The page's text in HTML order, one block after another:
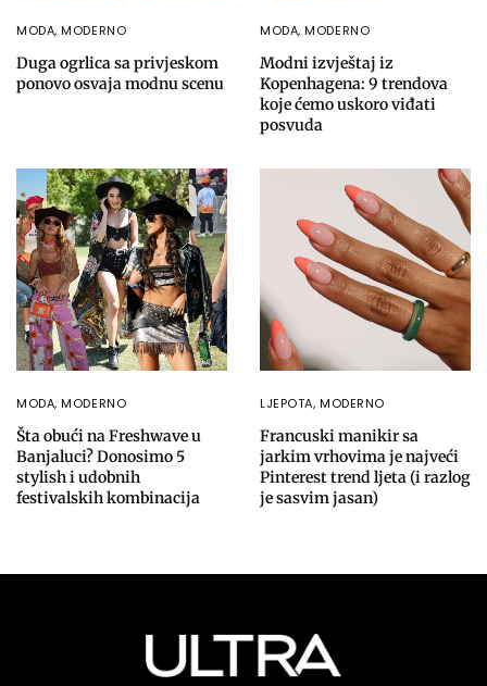
MODA,MODERNO
Duga ogrlica sa privjeskom
ponovo osvaja modnu scenu
MODA,MODERNO
Modni izvještaj iz
Kopenhagena: 9 trendova
koje ćemo uskoro viđati
posvuda
MODA,MODERNO
Šta obući na Freshwave u
Banjaluci? Donosimo 5
stylish i udobnih
festivalskih kombinacija
LJEPOTA, MODERNO
Francuski manikir sa
jarkim vrhovima je najveći
Pinterest trend ljeta (i razlog
je sasvim jasan)